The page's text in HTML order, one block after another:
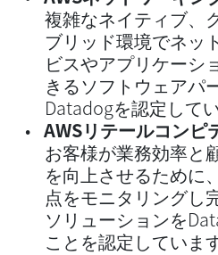
複雑なネイティブ、
ブリッド環境でネッ
ビスやアプリケーシ
きるソフトウェアパ
Datadogを認定してい
AWSリテールコンピ
お客様が業務効率と
を向上させるために
点をモニタリングし
ソリューションを
ことを認定しています